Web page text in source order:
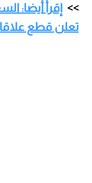
إقرأ أيضا:
تعلن قطع